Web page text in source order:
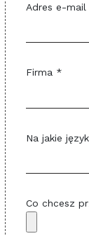
Adres e-
Firma *
Na jakie
Co chcesz